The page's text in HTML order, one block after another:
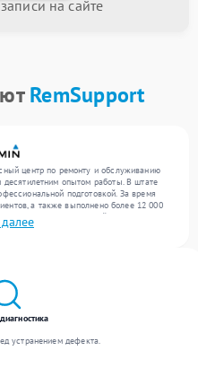
на сайте
RemSupport
центр по ремонту и обслуживанию
опытом работы. В штате
подготовкой. За время
а также выполнено более 12 000
более 300 устройств, включая , , .
стабильный уровень сервиса
устранением дефекта.